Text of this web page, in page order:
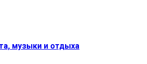
музыки и отдыха